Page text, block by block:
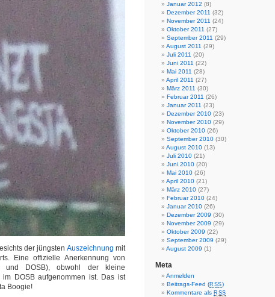
der jüngsten Auszeichnung mit
Eine offizielle Anerkennung von
und DOSB), obwohl der kleine
DOSB aufgenommen ist. Das ist
Boogie!
Januar 2012 (8)
Dezember 2011 (32)
November 2011 (24)
Oktober 2011 (27)
September 2011 (29)
August 2011 (29)
Juli 2011 (20)
Juni 2011 (22)
Mai 2011 (28)
April 2011 (27)
März 2011 (30)
Februar 2011 (26)
Januar 2011 (23)
Dezember 2010 (23)
November 2010 (29)
Oktober 2010 (26)
September 2010 (30)
August 2010 (13)
Juli 2010 (21)
Juni 2010 (20)
Mai 2010 (26)
April 2010 (21)
März 2010 (27)
Februar 2010 (24)
Januar 2010 (26)
Dezember 2009 (30)
November 2009 (29)
Oktober 2009 (22)
September 2009 (29)
August 2009 (1)
Meta
Anmelden
Beitrags-Feed (RSS)
Kommentare als RSS